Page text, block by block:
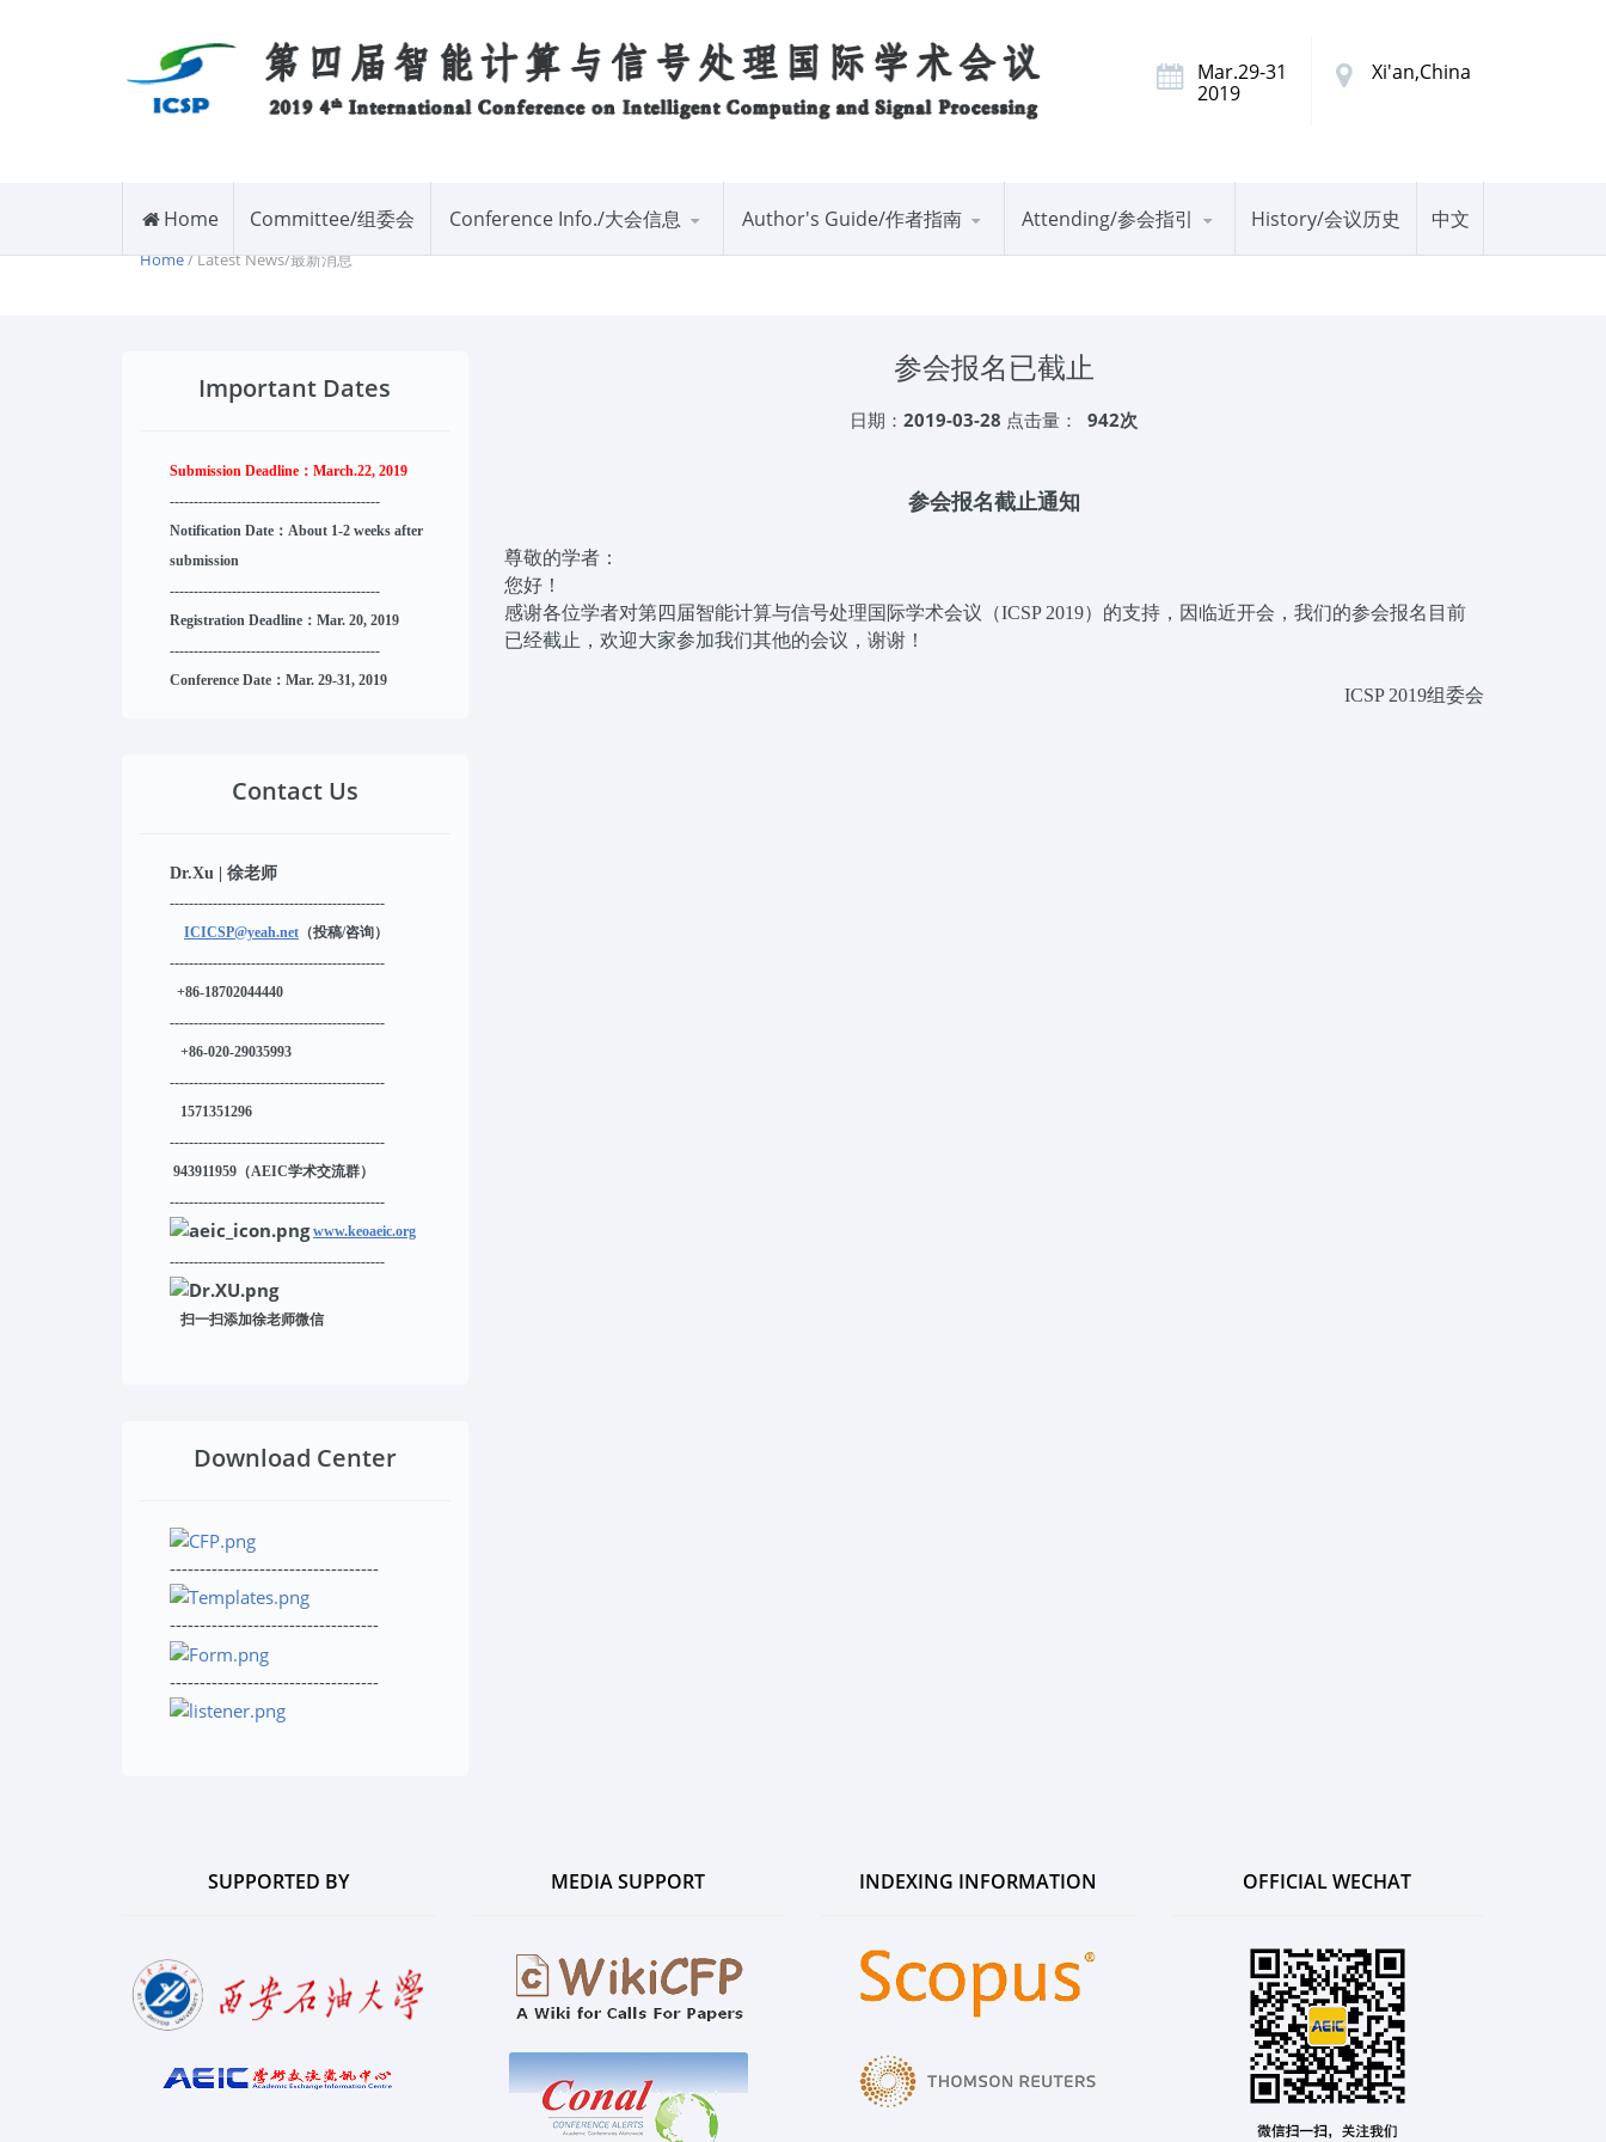
Mar.29-31
2019
Xi'an,China
Home Committee/组委会 Conference Info./大会信息 Author's Guide/作者指南 Attending/参会指引 History/会议历史 中文
Home/ Latest News/最新消息
参会报名已截止
日期：2019-03-28 点击量： 942次
参会报名截止通知
尊敬的学者：
您好！
感谢各位学者对第四届智能计算与信号处理国际学术会议（ICSP 2019）的支持，因临近开会，我们的参会报名目前
已经截止，欢迎大家参加我们其他的会议，谢谢！
ICSP 2019组委会
Important Dates
Submission Deadline： March.22, 2019
--------------------------------------------
Notification Date：About 1-2 weeks after
submission
--------------------------------------------
Registration Deadline：Mar. 20, 2019
--------------------------------------------
Conference Date：Mar. 29-31, 2019
Contact Us
Dr.Xu | 徐老师
---------------------------------------------
ICICSP@yeah.net （投稿/咨询）
---------------------------------------------
+86-18702044440
---------------------------------------------
+86-020-29035993
---------------------------------------------
1571351296
---------------------------------------------
943911959 （AEIC学术交流群）
---------------------------------------------
www.keoaeic.org
---------------------------------------------
扫一扫添加徐老师微信
Download Center
-----------------------------------
-----------------------------------
-----------------------------------
SUPPORTED BY MEDIA SUPPORT INDEXING INFORMATION OFFICIAL WECHAT